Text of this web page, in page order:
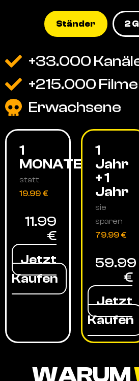
Ständer 2
+33.000
+215.000
Erwachsene
1
MONATE
statt
19.99 €
11.99
€
Jetzt
Kaufen
1
Jahr
+ 1
Jahr
sie
sparen
79.99 €
59.99
€
Jetzt
Kaufen
WARUM